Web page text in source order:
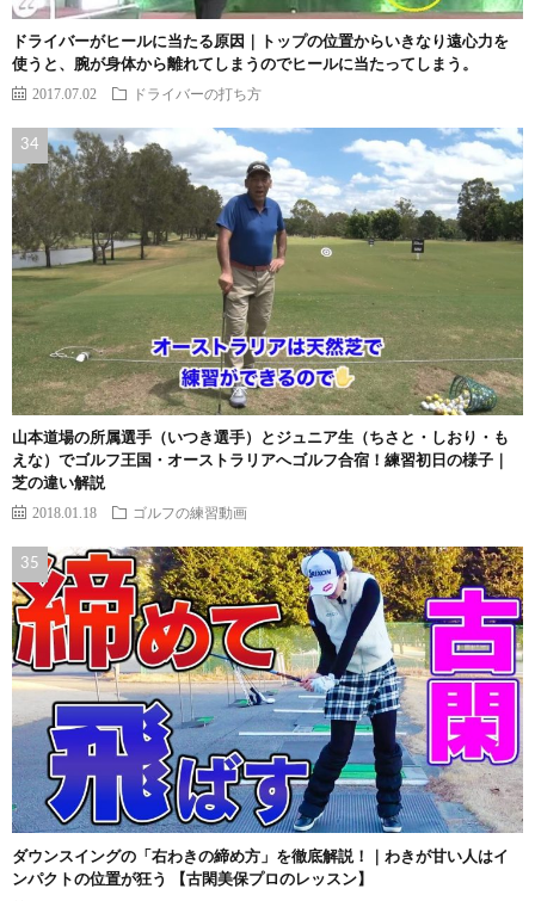
ドライバーがヒールに当たる原因｜トップの位置からいきなり遠心力を
使うと、腕が身体から離れてしまうのでヒールに当たってしまう。
2017.07.02 ドライバーの打ち方
山本道場の所属選手（いつき選手）とジュニア生（ちさと・しおり・も
えな）でゴルフ王国・オーストラリアへゴルフ合宿！練習初日の様子｜
芝の違い解説
2018.01.18 ゴルフの練習動画
ダウンスイングの「右わきの締め方」を徹底解説！｜わきが甘い人はイ
ンパクトの位置が狂う 【古閑美保プロのレッスン】